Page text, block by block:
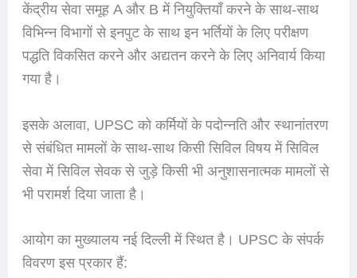
केंद्रीय सेवा समूह A और B में नियुक्तियाँ करने के साथ-साथ
विभिन्न विभागों से इनपुट के साथ इन भर्तियों के लिए परीक्षण
पद्धति विकसित करने और अद्यतन करने के लिए अनिवार्य किया
गया है।
इसके अलावा, UPSC को कर्मियों के पदोन्नति और स्थानांतरण
से संबंधित मामलों के साथ-साथ किसी सिविल विषय में सिविल
सेवा में सिविल सेवक से जुड़े किसी भी अनुशासनात्मक मामलों से
भी परामर्श दिया जाता है।
आयोग का मुख्यालय नई दिल्ली में स्थित है। UPSC के संपर्क
विवरण इस प्रकार हैं: